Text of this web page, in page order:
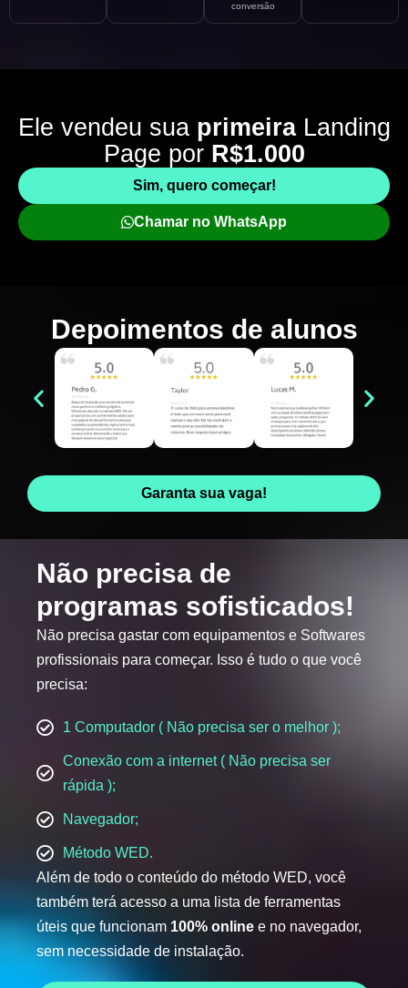
conversão
Ele vendeu sua primeira Landing
Page por R$1.000
Sim, quero começar!
Chamar no WhatsApp
Depoimentos de alunos
Garanta sua vaga!
Não precisa de
programas sofisticados!
Não precisa gastar com equipamentos e Softwares
profissionais para começar. Isso é tudo o que você
precisa:
1 Computador ( Não precisa ser o melhor );
Conexão com a internet ( Não precisa ser
rápida );
Navegador;
Método WED.
Além de todo o conteúdo do método WED, você
também terá acesso a uma lista de ferramentas
úteis que funcionam 100% online e no navegador,
sem necessidade de instalação.